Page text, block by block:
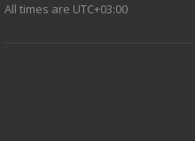
All times are UTC+03:00